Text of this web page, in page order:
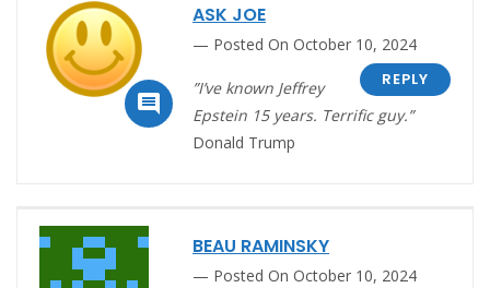

ASK JOE
Posted On October 10, 2024
REPLY
”I’ve known Jeffrey
Epstein 15 years. Terrific guy.”
Donald Trump
BEAU RAMINSKY
Posted On October 10, 2024